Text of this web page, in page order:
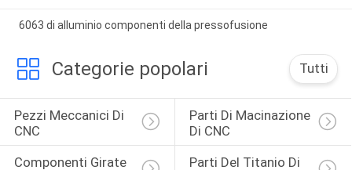
6063 di alluminio componenti della pressofusione
Categorie popolari Tutti
Pezzi Meccanici Di
CNC
Parti Di Macinazione
Di CNC
Componenti Girate
Parti Del Titanio Di